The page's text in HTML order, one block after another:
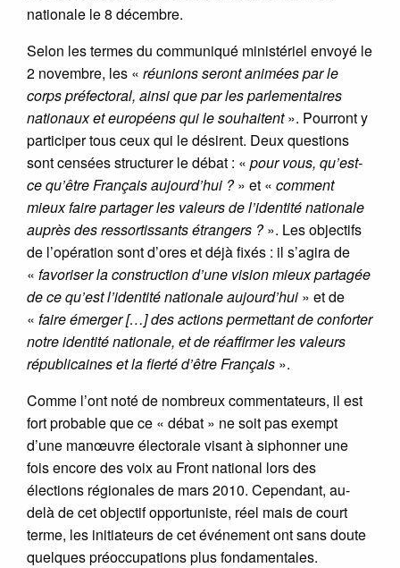
nationale le 8 décembre.
Selon les termes du communiqué ministériel envoyé le
2 novembre, les « réunions seront animées par le
corps préfectoral, ainsi que par les parlementaires
nationaux et européens qui le souhaitent». Pourront y
participer tous ceux qui le désirent. Deux questions
sont censées structurer le débat : « pour vous, qu’est-
ce qu’être Français aujourd’hui ?» et « comment
mieux faire partager les valeurs de l’identité nationale
auprès des ressortissants étrangers ?». Les objectifs
de l’opération sont d’ores et déjà fixés : il s’agira de
« favoriser la construction d’une vision mieux partagée
de ce qu’est l’identité nationale aujourd’hui » et de
« faire émerger […] des actions permettant de conforter
notre identité nationale, et de réaffirmer les valeurs
républicaines et la fierté d’être Français ».
Comme l’ont noté de nombreux commentateurs, il est
fort probable que ce « débat » ne soit pas exempt
d’une manœuvre électorale visant à siphonner une
fois encore des voix au Front national lors des
élections régionales de mars 2010. Cependant, au-
delà de cet objectif opportuniste, réel mais de court
terme, les initiateurs de cet événement ont sans doute
quelques préoccupations plus fondamentales.